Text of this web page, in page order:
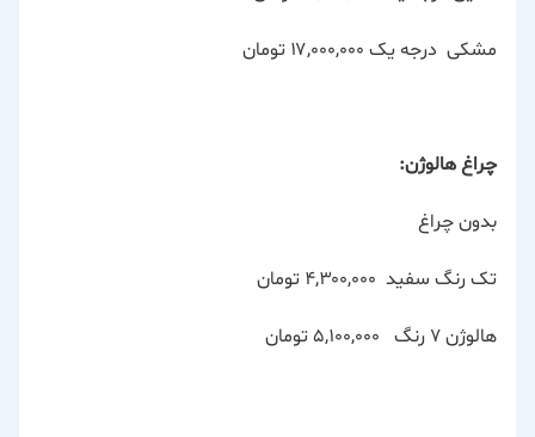
مشکی درجه یک ۱۷,۰۰۰,۰۰۰ تومان
چراغ هالوژن:
بدون چراغ
تک رنگ سفید ۴,۳۰۰,۰۰۰ تومان
هالوژن ۷ رنگ ۵,۱۰۰,۰۰۰ تومان